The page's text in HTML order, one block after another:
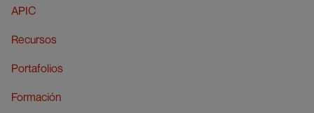
APIC
Recursos
Portafolios
Formación